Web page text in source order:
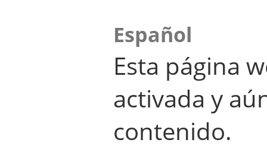
Español
Esta página
activada y
contenido.